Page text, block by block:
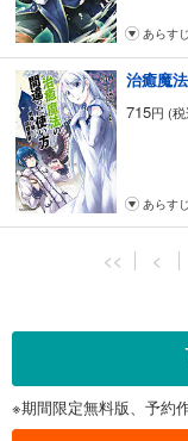
あらす
715円 (
あらす
<< <
※期間限定無料版、予約